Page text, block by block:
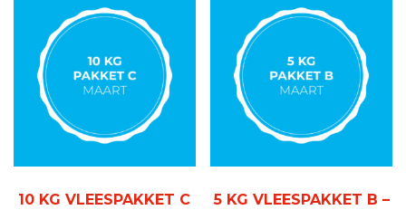
10 KG VLEESPAKKET C
5 KG VLEESPAKKET B –